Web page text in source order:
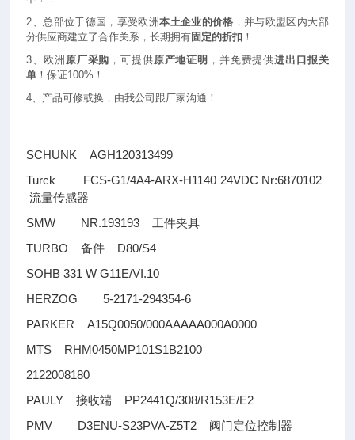
2、总部位于德国，享受欧洲本土企业的价格 ，并与欧盟区内大部
分供应商建立了合作关系，长期拥有固定的折扣 ！
3、欧洲 原厂采购 ，可提供原产地证明 ，并免费提供进出口报关
单 ！保证100%！
4、产品可修或换，由我公司跟厂家沟通！
SCHUNK AGH120313499
Turck FCS-G1/4A4-ARX-H1140 24VDC Nr:6870102
流量传感器
SMW NR.193193 工件夹具
TURBO备件 D80/S4
SOHB 331 W G11E/VI.10
HERZOG 5-2171-294354-6
PARKER A15Q0050/000AAAAA000A0000
MTS RHM0450MP101S1B2100
2122008180
PAULY接收端 PP2441Q/308/R153E/E2
PMV D3ENU-S23PVA-Z5T2 阀门定位控制器